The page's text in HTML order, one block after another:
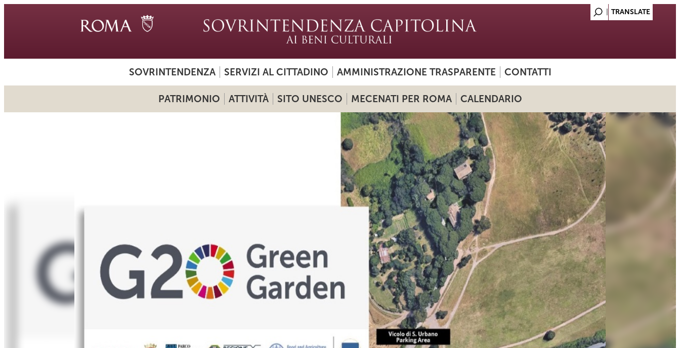
SOVRINTENDENZA SERVIZI AL CITTADINO AMMINISTRAZIONE TRASPARENTE CONTATTI
PATRIMONIO ATTIVITÀ SITO UNESCO MECENATI PER ROMA CALENDARIO